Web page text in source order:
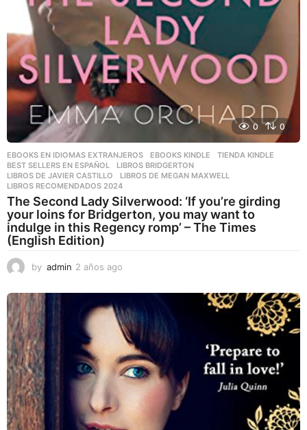
0 0
EBOOKS EN IDIOMAS EXTRANJEROS ,EBOOKS KINDLE ,TIENDA KINDLE
BEST SELLERS EN ESPAÑOL
,LIBROS BRIDGERTON
LIBROS DE JAVIER CASTILLO
,LIBROS DE MEGAN MAXWELL
LIBROS RECOMENDADOS 2024
The Second Lady Silverwood: ‘If you’re girding
your loins for Bridgerton, you may want to
indulge in this Regency romp’ – The Times
(English Edition)
by admin 2 años ago
ñ
o
s
a
g
o